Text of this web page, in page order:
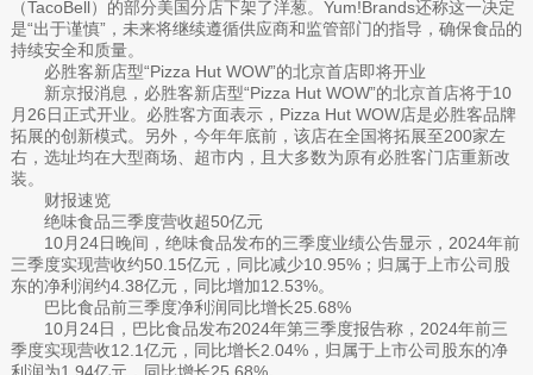
（TacoBell）的部分美国分店下架了洋葱。Yum!Brands还称这一决定
是“出于谨慎”，未来将继续遵循供应商和监管部门的指导，确保食品的
持续安全和质量。
必胜客新店型“Pizza Hut WOW”的北京首店即将开业
新京报消息，必胜客新店型“Pizza Hut WOW”的北京首店将于10
月26日正式开业。必胜客方面表示，Pizza Hut WOW店是必胜客品牌
拓展的创新模式。另外，今年年底前，该店在全国将拓展至200家左
右，选址均在大型商场、超市内，且大多数为原有必胜客门店重新改
装。
财报速览
绝味食品三季度营收超50亿元
10月24日晚间，绝味食品发布的三季度业绩公告显示，2024年前
三季度实现营收约50.15亿元，同比减少10.95%；归属于上市公司股
东的净利润约4.38亿元，同比增加12.53%。
巴比食品前三季度净利润同比增长25.68%
10月24日，巴比食品发布2024年第三季度报告称，2024年前三
季度实现营收12.1亿元，同比增长2.04%，归属于上市公司股东的净
利润为1.94亿元，同比增长25.68%。